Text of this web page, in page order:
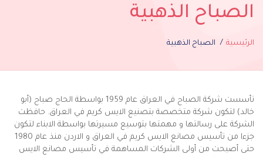
الصباح الذهبية
الرئيسية الصباح الذهبية
تأسست شركة الصباح في العراق عام 1959 بواسطة الحاج صباح (أبو
خالد) لتكون شركة متخصصة بتصنيع الايس كريم في العراق. حافظت
الشركة على رسالتها و مهمتها بتوسيع مسيرتها بواسطة الابناء لتكون
جزءا من تأسيس مصانع الايس كريم في العراق و الاردن منذ عام 1980
حتى أصبحت من أولى الشركات المساهمة في تأسيس مصانع الايس